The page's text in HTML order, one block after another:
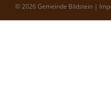
© 2026 Gemeinde Bildstein |